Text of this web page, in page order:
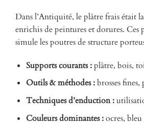
Dans l’Antiquité, le plâtre frais était
enrichis de peintures et dorures. Ces
simule les poutres de structure
Supports courants :plâtre, bois,
Outils & méthodes :brosses
Techniques d’enduction :
Couleurs dominantes :ocres,